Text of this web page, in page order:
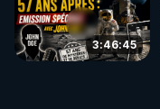
3:46:45